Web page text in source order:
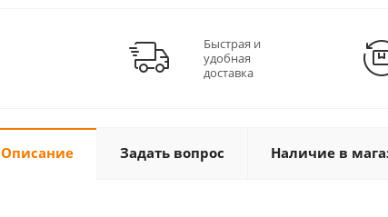
Быстрая и
удобная
доставка
Описание Задать вопрос Наличие в